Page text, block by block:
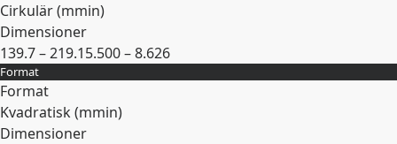
Cirkulär (mmin)
Dimensioner
139.7 – 219.15.500 – 8.626
Expandera
Format
Format
Kvadratisk (mmin)
Dimensioner